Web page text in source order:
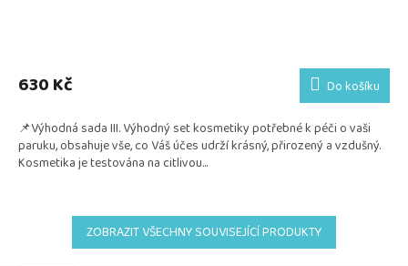
produktu
je
z
5
hvězdiček.
630 Kč Do košíku
📌Výhodná sada III. Výhodný set kosmetiky potřebné k péči o vaši
paruku, obsahuje vše, co Váš účes udrží krásný, přirozený a vzdušný.
Kosmetika je testována na citlivou...
ZOBRAZIT VŠECHNY SOUVISEJÍCÍ PRODUKTY